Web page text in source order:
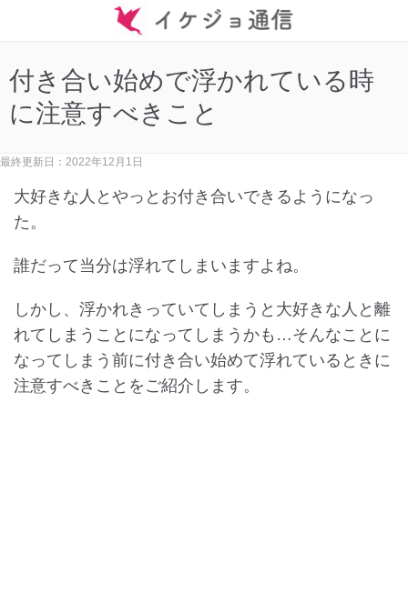
付き合い始めで浮かれている時
に注意すべきこと
最終更新日：2022年12月1日
大好きな人とやっとお付き合いできるようになっ
た。
誰だって当分は浮れてしまいますよね。
しかし、浮かれきっていてしまうと大好きな人と離
れてしまうことになってしまうかも…そんなことに
なってしまう前に付き合い始めて浮れているときに
注意すべきことをご紹介します。